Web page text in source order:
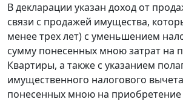
В декларации указан доход от
связи с продажей имущества,
менее трех лет) с уменьшением
сумму понесенных мною затрат на
Квартиры, а также с указанием
имущественного налогового вычета
понесенных мною на